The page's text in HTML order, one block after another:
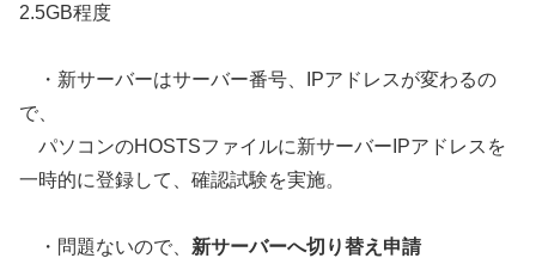
2.5GB程度
・新サーバーはサーバー番号、IPアドレスが変わるの
で、
パソコンのHOSTSファイルに新サーバーIPアドレスを
一時的に登録して、確認試験を実施。
・問題ないので、 新サーバーへ切り替え申請